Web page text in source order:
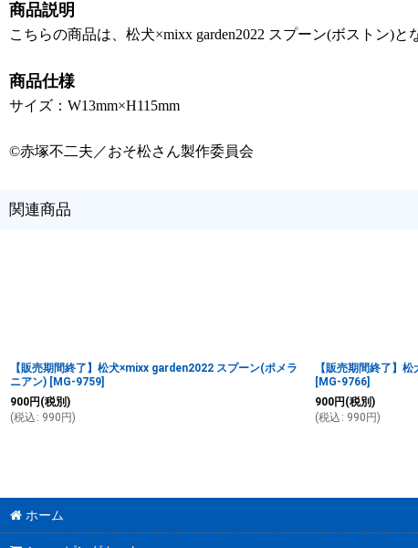
商品説明
こちらの商品は、松犬×mixx garden2022 スプーン(ボストン)と
商品仕様
サイズ：W13mm×H115mm
©赤塚不二夫／おそ松さん製作委員会
関連商品
【販売期間終了】松犬×mixx garden2022 スプーン(ポメラ
ニアン) [MG-9759]
900円 (税別)
(税込 : 990 円)
【販売期間終了】
[MG-9766]
900円 (税別)
(税込 : 990 円)
ホーム